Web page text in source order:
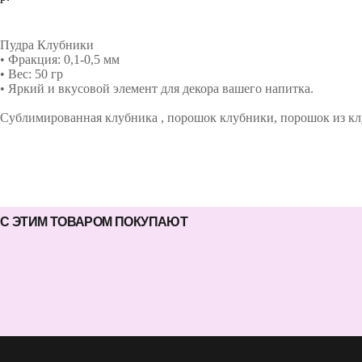
Пудра Клубники
• Фракция: 0,1-0,5 мм
• Вес: 50 гр
• Яркий и вкусовой элемент для декора вашего напитка.
Сублимированная клубника , порошок клубники, порошок из
С ЭТИМ ТОВАРОМ ПОКУПАЮТ